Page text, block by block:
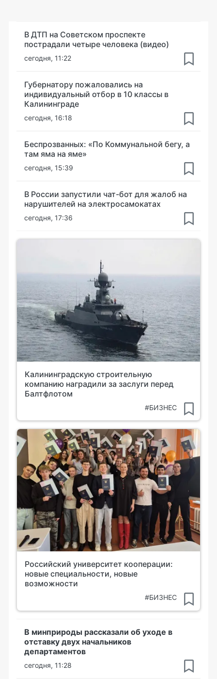
В ДТП на Советском проспекте
пострадали четыре человека (видео)
сегодня, 11:22
Губернатору пожаловались на
индивидуальный отбор в 10 классы в
Калининграде
сегодня, 16:18
Беспрозванных: «По Коммунальной бегу, а
там яма на яме»
сегодня, 15:39
В России запустили чат-бот для жалоб на
нарушителей на электросамокатах
сегодня, 17:36
Калининградскую строительную
компанию наградили за заслуги перед
Балтфлотом
#БИЗНЕС
Российский университет кооперации:
новые специальности, новые
возможности
#БИЗНЕС
В минприроды рассказали об уходе в
отставку двух начальников
департаментов
сегодня, 11:28